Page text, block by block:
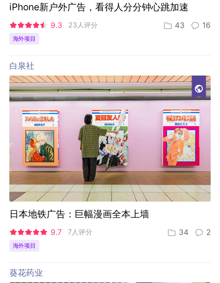
iPhone新户外广告，看得人分分钟心跳加速
9.3 23人评分 43 16
海外项目
白泉社
日本地铁广告：巨幅漫画全本上墙
9.7 7人评分 34 2
海外项目
葵花药业